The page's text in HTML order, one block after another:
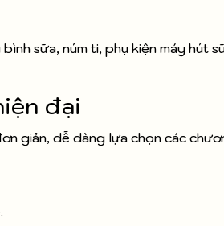
sữa, núm ti, phụ kiện máy hút
đại
giản, dễ dàng lựa chọn các